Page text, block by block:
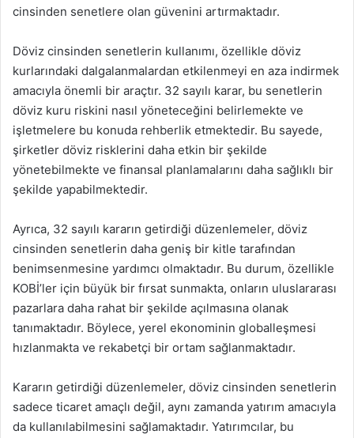
cinsinden senetlere olan güvenini artırmaktadır.
Döviz cinsinden senetlerin kullanımı, özellikle döviz
kurlarındaki dalgalanmalardan etkilenmeyi en aza indirmek
amacıyla önemli bir araçtır. 32 sayılı karar, bu senetlerin
döviz kuru riskini nasıl yöneteceğini belirlemekte ve
işletmelere bu konuda rehberlik etmektedir. Bu sayede,
şirketler döviz risklerini daha etkin bir şekilde
yönetebilmekte ve finansal planlamalarını daha sağlıklı bir
şekilde yapabilmektedir.
Ayrıca, 32 sayılı kararın getirdiği düzenlemeler, döviz
cinsinden senetlerin daha geniş bir kitle tarafından
benimsenmesine yardımcı olmaktadır. Bu durum, özellikle
KOBİ’ler için büyük bir fırsat sunmakta, onların uluslararası
pazarlara daha rahat bir şekilde açılmasına olanak
tanımaktadır. Böylece, yerel ekonominin globalleşmesi
hızlanmakta ve rekabetçi bir ortam sağlanmaktadır.
Kararın getirdiği düzenlemeler, döviz cinsinden senetlerin
sadece ticaret amaçlı değil, aynı zamanda yatırım amacıyla
da kullanılabilmesini sağlamaktadır. Yatırımcılar, bu